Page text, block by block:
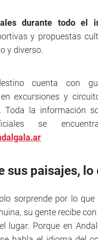
durante todo el
y propuestas
y diverso.
cuenta con
excursiones y
Toda la información
se
sus paisajes,
sorprende por lo
su gente recibe
lugar. Porque en